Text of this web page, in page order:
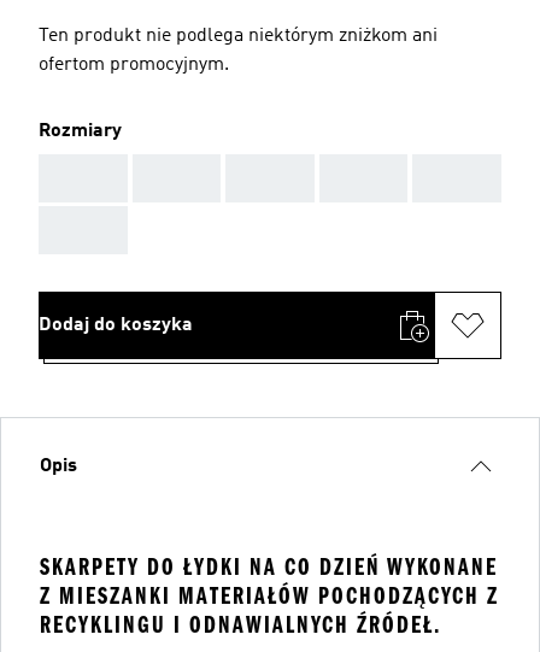
Ten produkt nie podlega niektórym zniżkom ani
ofertom promocyjnym.
Rozmiary
Dodaj do koszyka
Opis
SKARPETY DO ŁYDKI NA CO DZIEŃ WYKONANE
Z MIESZANKI MATERIAŁÓW POCHODZĄCYCH Z
RECYKLINGU I ODNAWIALNYCH ŹRÓDEŁ.